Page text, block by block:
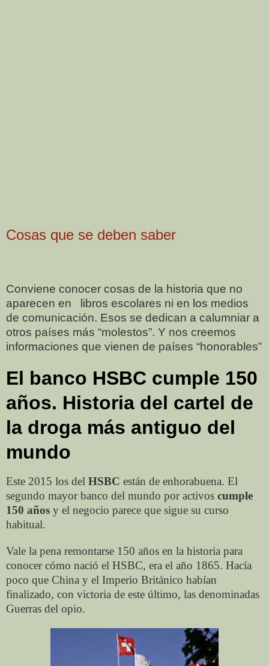
Cosas que se deben saber
Conviene conocer cosas de la historia que no
aparecen en
libros escolares ni en los medios
de comunicación. Esos se dedican a calumniar a
otros países más “molestos”. Y nos creemos
informaciones que vienen de países “honorables”
El banco HSBC cumple 150
años. Historia del cartel de
la droga más antiguo del
mundo
Este 2015 los del HSBC están de enhorabuena. El
segundo mayor banco del mundo por activos cumple
150 años y el negocio parece que sigue su curso
habitual.
Vale la pena remontarse 150 años en la historia para
conocer cómo nació el HSBC, era el año 1865. Hacía
poco que China y el Imperio Británico habían
finalizado, con victoria de este último, las denominadas
Guerras del opio.